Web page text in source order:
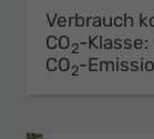
Verbrauch
CO2-Klasse:
CO2-